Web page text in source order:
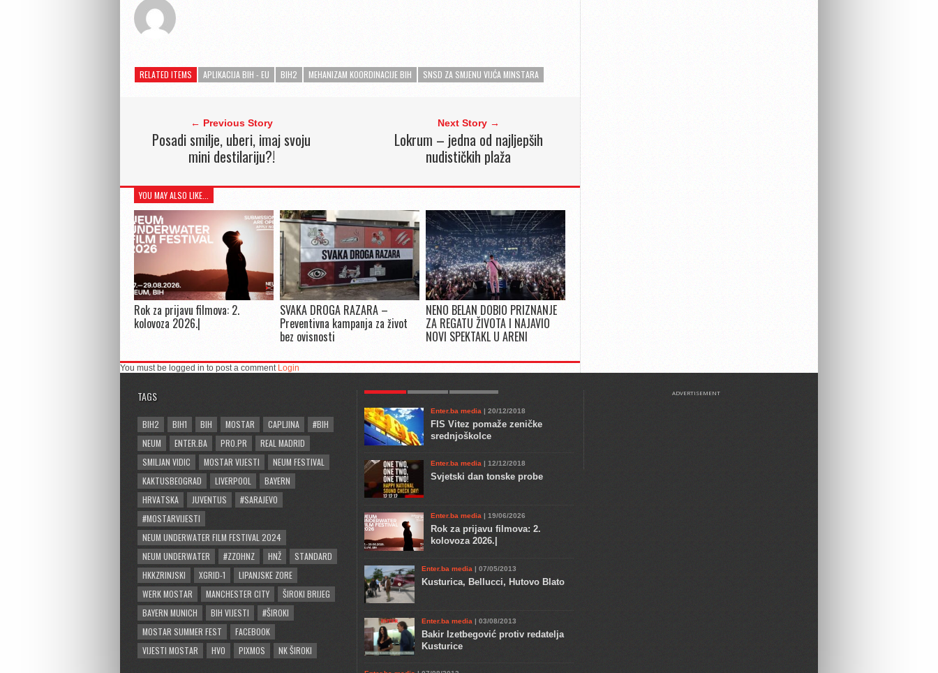
RELATED ITEMS APLIKACIJA BIH - EU BIH2 MEHANIZAM KOORDINACIJE BIH SNSD ZA SMJENU VIJĆA MINSTARA
← Previous Story
Posadi smilje, uberi, imaj svoju
mini destilariju?!
Next Story →
Lokrum – jedna od najljepših
nudističkih plaža
YOU MAY ALSO LIKE...
Rok za prijavu filmova: 2.
kolovoza 2026.|
SVAKA DROGA RAZARA –
Preventivna kampanja za život
bez ovisnosti
NENO BELAN DOBIO PRIZNANJE
ZA REGATU ŽIVOTA I NAJAVIO
NOVI SPEKTAKL U ARENI
You must be logged in to post a comment Login
TAGS
BIH2 BIH1 BIH MOSTAR CAPLJINA
#BIH
NEUM
ENTER.BA PRO.PR
REAL MADRID
SMILJAN VIDIC
MOSTAR VIJESTI
NEUM FESTIVAL
KAKTUSBEOGRAD
LIVERPOOL
BAYERN
HRVATSKA
JUVENTUS
#SARAJEVO
#MOSTARVIJESTI
NEUM UNDERWATER FILM FESTIVAL 2024
NEUM UNDERWATER
#ZZOHNZ HNŽ
STANDARD
HKKZRINJSKI
XGRID-1
LIPANJSKE ZORE
WERK MOSTAR
MANCHESTER CITY
ŠIROKI BRIJEG
BAYERN MUNICH
BIH VIJESTI
#ŠIROKI
MOSTAR SUMMER FEST
FACEBOOK
VIJESTI MOSTAR
HVO PIXMOS NK ŠIROKI
Enter.ba media | 20/12/2018
FIS Vitez pomaže zeničke
srednjoškolce
Enter.ba media | 12/12/2018
Svjetski dan tonske probe
Enter.ba media | 19/06/2026
Rok za prijavu filmova: 2.
kolovoza 2026.|
Enter.ba media | 07/05/2013
Kusturica, Bellucci, Hutovo Blato
Enter.ba media | 03/08/2013
Bakir Izetbegović protiv redatelja
Kusturice
ADVERTISEMENT